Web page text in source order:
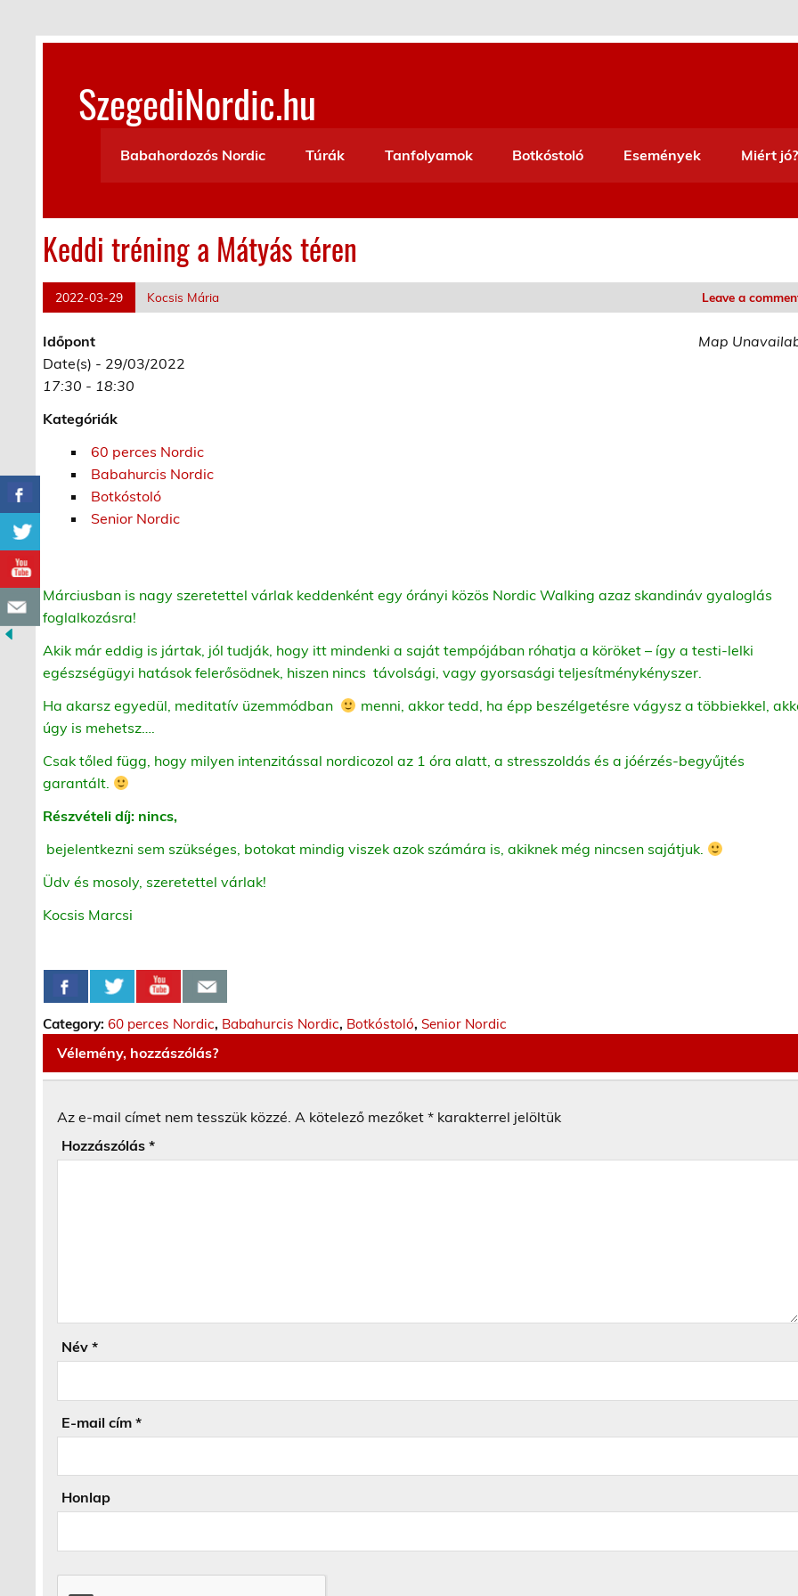
content
SzegediNordic.hu
Babahordozós Nordic
Túrák Tanfolyamok Botkóstoló Események Miért jó?
Keddi tréning a Mátyás téren
2022-03-29 Kocsis Mária Leave a
Map
Időpont
Date(s) - 29/03/2022
17:30 - 18:30
Kategóriák
60 perces Nordic
Babahurcis Nordic
Botkóstoló
Senior Nordic
Márciusban is nagy szeretettel várlak keddenként egy órányi közös Nordic Walking azaz skandináv gyaloglás
foglalkozásra!
Akik már eddig is jártak, jól tudják, hogy itt mindenki a saját tempójában róhatja a köröket – így a testi-lelki
egészségügyi hatások felerősödnek, hiszen nincs távolsági, vagy gyorsasági teljesítménykényszer.
Ha akarsz egyedül, meditatív üzemmódban
menni, akkor tedd, ha épp beszélgetésre vágysz a többiekkel,
úgy is mehetsz….
Csak tőled függ, hogy milyen intenzitással nordicozol az 1 óra alatt, a stresszoldás és a jóérzés-begyűjtés
garantált.
Részvételi díj: nincs,
bejelentkezni sem szükséges, botokat mindig viszek azok számára is, akiknek még nincsen sajátjuk.
Üdv és mosoly, szeretettel várlak!
Kocsis Marcsi
Category:60 perces Nordic, Babahurcis Nordic, Botkóstoló,Senior Nordic
Vélemény, hozzászólás?
Az e-mail címet nem tesszük közzé. A kötelező mezőket* karakterrel jelöltük
Hozzászólás*
Név*
E-mail cím*
Honlap